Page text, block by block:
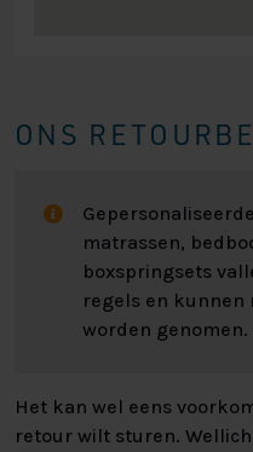
ONS
matrassen,
boxspringsets
regels en kunnen
worden genomen.
Het kan wel eens
retour wilt sturen.